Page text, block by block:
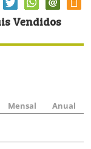
Vendidos
Mensal Anual